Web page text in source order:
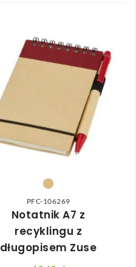
PFC-106269
Notatnik A7 z
recyklingu z
długopisem Zuse